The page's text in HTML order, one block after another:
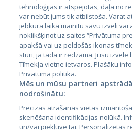
Lietuva
City24.lv
City24.ee
GetaPro.lv
tehnoloģijas ir atspējotas, daļa no
var nebūt jums tik atbilstoša. Varat
jebkurā laikā mainītu savu izvēli vai
noklikšķinot uz saites “Privātuma
apakšā vai uz peldošās ikonas
stūrī, ja tāda ir redzama. Jūsu
Tīmekļa vietne ietvaros. Plašāku
Privātuma politikā.
Mēs un mūsu partneri
nodrošinātu:
Precīzas atrašanās vietas
skenēšana identifikācijas nolūkā.
un/vai piekļuve tai. Personalizētas